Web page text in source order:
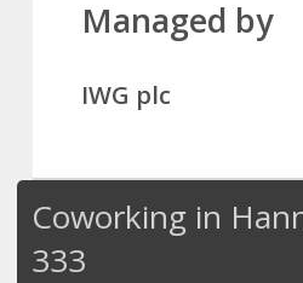
Managed by
IWG plc
Coworking in
333